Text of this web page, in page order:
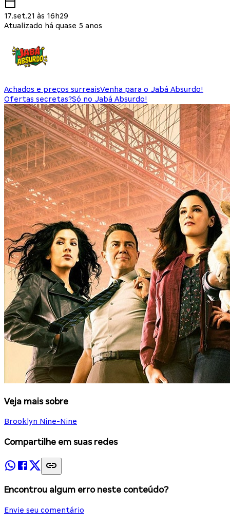
17.set.21 às 16h29
Atualizado há quase 5 anos
Achados e preços surreaisVenha para o Jabá Absurdo!
Ofertas secretas?Só no Jabá Absurdo!
Veja mais sobre
Brooklyn Nine-Nine
Compartilhe em suas redes
Encontrou algum erro neste conteúdo?
Envie seu comentário